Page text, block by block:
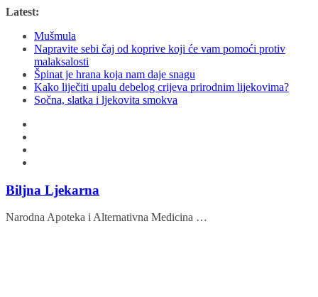
Skip
content
Latest:
Mušmula
Napravite sebi čaj od koprive koji će vam pomoći protiv
malaksalosti
Špinat je hrana koja nam daje snagu
Kako liječiti upalu debelog crijeva prirodnim lijekovima?
Sočna, slatka i ljekovita smokva
Biljna Ljekarna
Narodna Apoteka i Alternativna Medicina …